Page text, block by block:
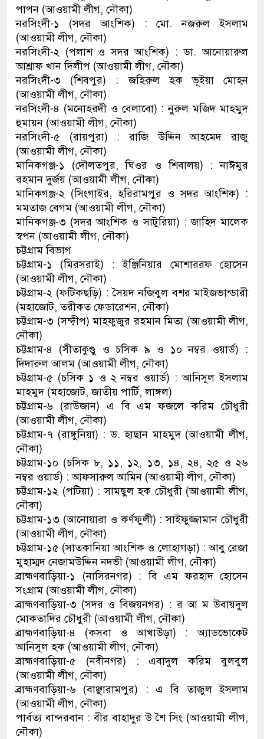
পাপন (আওয়ামী লীগ, নৌকা)
নরসিংদী-১ (সদর আংশিক) : মো. নজরুল ইসলাম
(আওয়ামী লীগ, নৌকা)
নরসিংদী-২ (পলাশ ও সদর আংশিক) : ডা. আনোয়ারুল
আশ্রাফ খান দিলীপ (আওয়ামী লীগ, নৌকা)
নরসিংদী-৩ (শিবপুর) : জহিরুল হক ভূইয়া মোহন
(আওয়ামী লীগ, নৌকা)
নরসিংদী-৪ (মনোহরদী ও বেলাবো) : নুরুল মজিদ মাহমুদ
হুমায়ন (আওয়ামী লীগ, নৌকা)
নরসিংদী-৫ (রায়পুরা) : রাজি উদ্দিন আহমেদ রাজু
(আওয়ামী লীগ, নৌকা)
মানিকগঞ্জ-১ (দৌলতপুর, ঘিওর ও শিবালয়) : নাঈমুর
রহমান দুর্জয় (আওয়ামী লীগ, নৌকা)
মানিকগঞ্জ-২ (সিংগাইর, হরিরামপুর ও সদর আংশিক) :
মমতাজ বেগম (আওয়ামী লীগ, নৌকা)
মানিকগঞ্জ-৩ (সদর আংশিক ও সাটুরিয়া) : জাহিদ মালেক
স্বপন (আওয়ামী লীগ, নৌকা)
চট্টগ্রাম বিভাগ
চট্টগ্রাম-১ (মিরসরাই) : ইঞ্জিনিয়ার মোশাররফ হোসেন
(আওয়ামী লীগ, নৌকা)
চট্টগ্রাম-২ (ফটিকছড়ি) : সৈয়দ নজিবুল বশর মাইজভান্ডারী
(মহাজোট, তরীকত ফেডারেশন, নৌকা)
চট্টগ্রাম-৩ (সন্দ্বীপ) মাহফুজুর রহমান মিতা (আওয়ামী লীগ,
নৌকা)
চট্টগ্রাম-৪ (সীতাকুণ্ডু ও চসিক ৯ ও ১০ নম্বর ওয়ার্ড) :
দিদারুল আলম (আওয়ামী লীগ, নৌকা)
চট্টগ্রাম-৫ (চসিক ১ ও ২ নম্বর ওয়ার্ড) : আনিসুল ইসলাম
মাহমুদ (মহাজোট, জাতীয় পার্টি, লাঙ্গল)
চট্টগ্রাম-৬ (রাউজান) এ বি এম ফজলে করিম চৌধুরী
(আওয়ামী লীগ, নৌকা)
চট্টগ্রাম-৭ (রাঙ্গুনিয়া) : ড. হাছান মাহমুদ (আওয়ামী লীগ,
নৌকা)
চট্টগ্রাম-১০ (চসিক ৮, ১১, ১২, ১৩, ১৪, ২৪, ২৫ ও ২৬
নম্বর ওয়ার্ড) : আফসারুল আমিন (আওয়ামী লীগ, নৌকা)
চট্টগ্রাম-১২ (পটিয়া) : সামছুল হক চৌধুরী (আওয়ামী লীগ,
নৌকা)
চট্টগ্রাম-১৩ (আনোয়ারা ও কর্ণফুলী) : সাইফুজ্জামান চৌধুরী
(আওয়ামী লীগ, নৌকা)
চট্টগ্রাম-১৫ (সাতকানিয়া আংশিক ও লোহাগড়া) : আবু রেজা
মুহাম্মদ নেজামউদ্দিন নদভী (আওয়ামী লীগ, নৌকা)
ব্রাহ্মণবাড়িয়া-১ (নাসিরনগর) : বি এম ফরহাদ হোসেন
সংগ্রাম (আওয়ামী লীগ, নৌকা)
ব্রাহ্মণবাড়িয়া-৩ (সদর ও বিজয়নগর) : র আ ম উবায়দুল
মোকতাদির চৌধুরী (আওয়ামী লীগ, নৌকা)
ব্রাহ্মণবাড়িয়া-৪ (কসবা ও আখাউড়া) : অ্যাডভোকেট
আনিসুল হক (আওয়ামী লীগ, নৌকা)
ব্রাহ্মণবাড়িয়া-৫ (নবীনগর) : এবাদুল করিম বুলবুল
(আওয়ামী লীগ, নৌকা)
ব্রাহ্মণবাড়িয়া-৬ (বাঞ্ছারামপুর) : এ বি তাজুল ইসলাম
(আওয়ামী লীগ, নৌকা)
পার্বত্য বান্দরবান : বীর বাহাদুর উ শৈ সিং (আওয়ামী লীগ,
নৌকা)